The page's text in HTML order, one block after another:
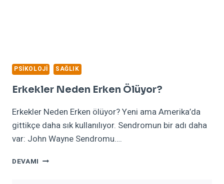
PSIKOLOJI SAĞLIK
Erkekler Neden Erken Ölüyor?
Erkekler Neden Erken ölüyor? Yeni ama Amerika’da
gittikçe daha sık kullanılıyor. Sendromun bir adı daha
var: John Wayne Sendromu….
DEVAMI ERKEKLER